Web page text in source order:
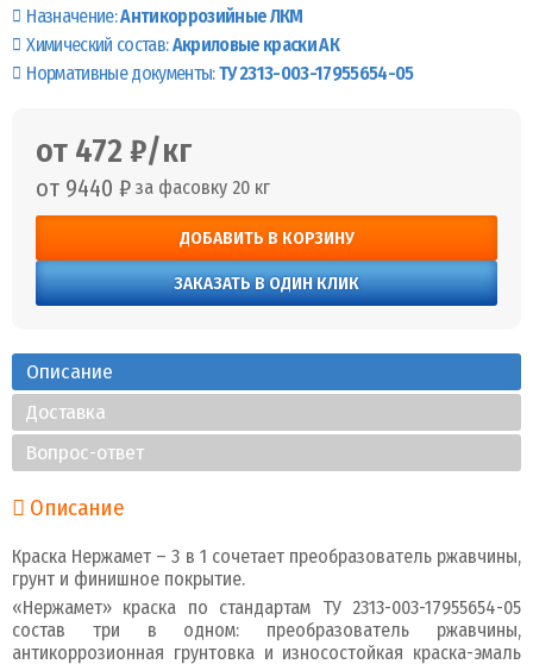
Назначение:Антикоррозийные ЛКМ
Химический состав:Акриловые краски АК
Нормативные документы:ТУ 2313-003-17955654-05
от 472 ₽/кг
от 9440 ₽ за фасовку 20 кг
ДОБАВИТЬ В КОРЗИНУ
ЗАКАЗАТЬ В ОДИН КЛИК
Описание
Доставка
Вопрос-ответ
Описание
Краска Нержамет – 3 в 1 сочетает преобразователь ржавчины,
грунт и финишное покрытие.
«Нержамет» краска по стандартам ТУ 2313-003-17955654-05
состав три в одном: преобразователь ржавчины,
антикоррозионная грунтовка и износостойкая краска-эмаль